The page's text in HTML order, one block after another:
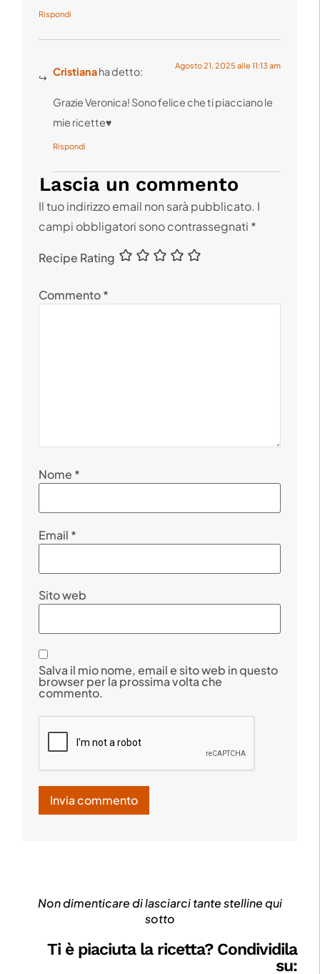
Rispondi
Cristianaha detto: Agosto 21, 2025 alle 11:13 am
Grazie Veronica! Sono felice che ti piacciano le
mie ricette♥️
Rispondi
Lascia un commento
Il tuo indirizzo email non sarà pubblicato. I
campi obbligatori sono contrassegnati *
Recipe Rating
Commento*
Nome *
Email *
Sito web
Salva il mio nome, email e sito web in questo
browser per la prossima volta che
commento.
Non dimenticare di lasciarci tante stelline qui
sotto
Ti è piaciuta la ricetta? Condividila
su: